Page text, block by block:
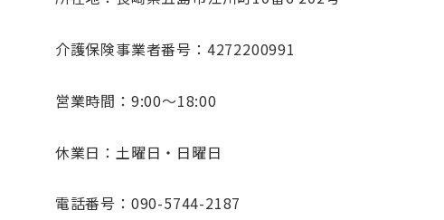
介護保険事業者番号：4272200991
営業時間：9:00〜18:00
休業日：土曜日・日曜日
電話番号：090-5744-2187